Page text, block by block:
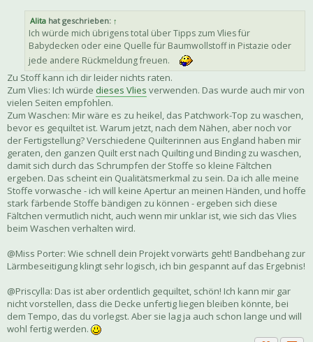
Alita hat geschrieben: ↑
Ich würde mich übrigens total über Tipps zum Vlies für
Babydecken oder eine Quelle für Baumwollstoff in Pistazie oder
jede andere Rückmeldung freuen.
Zu Stoff kann ich dir leider nichts raten.
Zum Vlies: Ich würde dieses Vlies verwenden. Das wurde auch mir von
vielen Seiten empfohlen.
Zum Waschen: Mir wäre es zu heikel, das Patchwork-Top zu waschen,
bevor es gequiltet ist. Warum jetzt, nach dem Nähen, aber noch vor
der Fertigstellung? Verschiedene Quilterinnen aus England haben mir
geraten, den ganzen Quilt erst nach Quilting und Binding zu waschen,
damit sich durch das Schrumpfen der Stoffe so kleine Fältchen
ergeben. Das scheint ein Qualitätsmerkmal zu sein. Da ich alle meine
Stoffe vorwasche - ich will keine Apertur an meinen Händen, und hoffe
stark färbende Stoffe bändigen zu können - ergeben sich diese
Fältchen vermutlich nicht, auch wenn mir unklar ist, wie sich das Vlies
beim Waschen verhalten wird.
@Miss Porter: Wie schnell dein Projekt vorwärts geht! Bandbehang zur
Lärmbeseitigung klingt sehr logisch, ich bin gespannt auf das Ergebnis!
@Priscylla: Das ist aber ordentlich gequiltet, schön! Ich kann mir gar
nicht vorstellen, dass die Decke unfertig liegen bleiben könnte, bei
dem Tempo, das du vorlegst. Aber sie lag ja auch schon lange und will
wohl fertig werden.